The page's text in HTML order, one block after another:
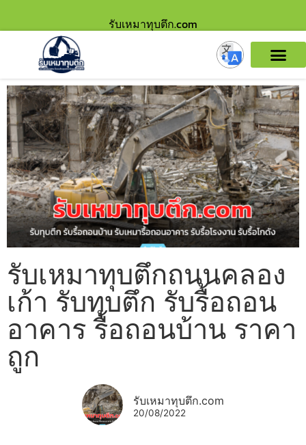
รับเหมาทุบตึก.com
รับเหมาทุบตึกถนนคลอง
เก้า รับทุบตึก รับรื้อถอน
อาคาร รื้อถอนบ้าน ราคา
ถูก
รับเหมาทุบตึก.com
20/08/2022